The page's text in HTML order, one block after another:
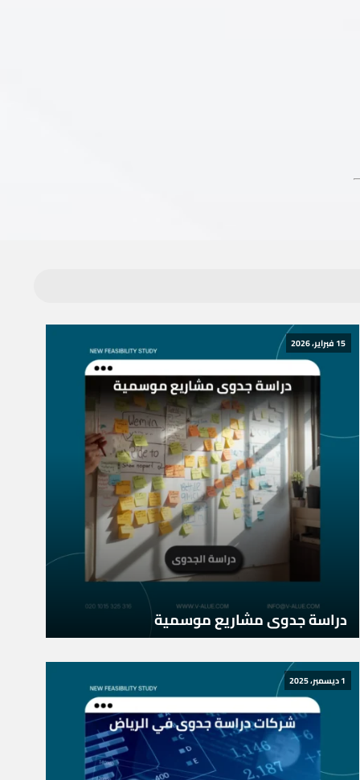
15 فبراير، 2026
دراسة جدوى مشاريع موسمية
1 ديسمبر، 2025